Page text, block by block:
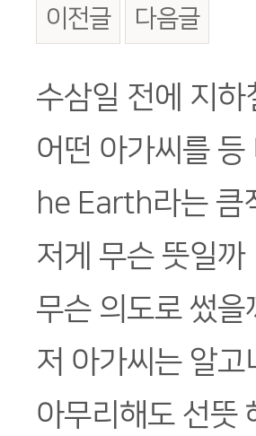
이전글 다음글
본문
수삼일 전에 지
어떤 아가씨를
he Earth라는 큼
저게 무슨 뜻일까
무슨 의도로 썼을
저 아가씨는 알
아무리해도 선뜻